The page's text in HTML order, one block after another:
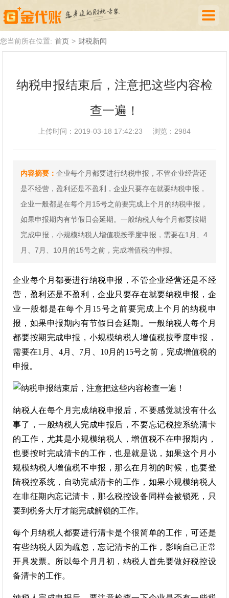
代理记账
厦门落户
财税新闻
关于我们
诚聘英才
您当前所在位置: 首页 > 财税新闻
纳税申报结束后，注意把这些内容检
查一遍！
上传时间：2019-03-18 17:42:23 浏览：2984
内容摘要：企业每个月都要进行纳税申报，不管企业经营还
是不经营，盈利还是不盈利，企业只要存在就要纳税申报，
企业一般都是在每个月15号之前要完成上个月的纳税申报，
如果申报期内有节假日会延期。一般纳税人每个月都要按期
完成申报，小规模纳税人增值税按季度申报，需要在1月、4
月、7月、10月的15号之前，完成增值税的申报。
企业每个月都要进行纳税申报，不管企业经营还是不经
营，盈利还是不盈利，企业只要存在就要纳税申报，企
业一般都是在每个月15号之前要完成上个月的纳税申
报，如果申报期内有节假日会延期。一般纳税人每个月
都要按期完成申报，小规模纳税人增值税按季度申报，
需要在1月、4月、7月、10月的15号之前，完成增值税的
申报。
纳税人在每个月完成纳税申报后，不要感觉就没有什么
事了，一般纳税人完成申报后，不要忘记税控系统清卡
的工作，尤其是小规模纳税人，增值税不在申报期内，
也要按时完成清卡的工作，也是就是说，如果这个月小
规模纳税人增值税不申报，那么在月初的时候，也要登
陆税控系统，自动完成清卡的工作，如果小规模纳税人
在非征期内忘记清卡，那么税控设备同样会被锁死，只
要到税务大厅才能完成解锁的工作。
每个月纳税人都要进行清卡是个很简单的工作，可还是
有些纳税人因为疏忽，忘记清卡的工作，影响自己正常
开具发票。所以每个月月初，纳税人首先要做好税控设
备清卡的工作。